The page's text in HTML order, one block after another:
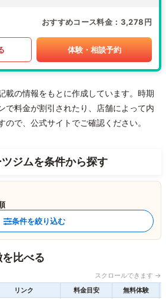
おすすめコース料金 3,278円
体験・相談予約
載の情報をもとに作成しています。時期
で料金が割引されたり、店舗によって内
で、公式サイトでご確認ください。
ジムを条件から探す
条件を絞り込む
比べる
スクロールできます →
リンク 料金目安 無料体験